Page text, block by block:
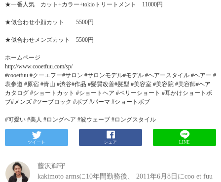
★一番人気 カット+カラー+tokioトリートメント 11000円
★似合わせ小顔カット 5500円
★似合わせメンズカット 5500円
ホームページ
http://www.cooetfuu.com/sp/
#cooetfuu #クーエフー#サロン #サロンモデル#モデル #ヘアースタイル #ヘアー #
表参道 #原宿 #青山 #渋谷#作品 #髪質改善#髪型 #美容室 #美容院 #美容師#ヘア
カタログ #ショートカット #ショートヘア #ベリーショート #耳かけショートボ
ブ#メンズ #ツーブロック #ボブ #パーマ #ショートボブ
#可愛い #美人 #ロングヘア #波ウェーブ #ロングスタイル
ツイート シェア LINE
藤沢輝守
kakimoto armsに10年間勤務後、 2011年6月8日にcoo et fuu